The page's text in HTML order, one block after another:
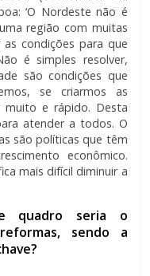
‘O Nordeste não é
região com muitas
as condições para que
é simples resolver,
são condições que
se criarmos as
muito e rápido. Desta
atender a todos. O
são políticas que têm
econômico.
mais difícil diminuir a
quadro seria o
sendo a